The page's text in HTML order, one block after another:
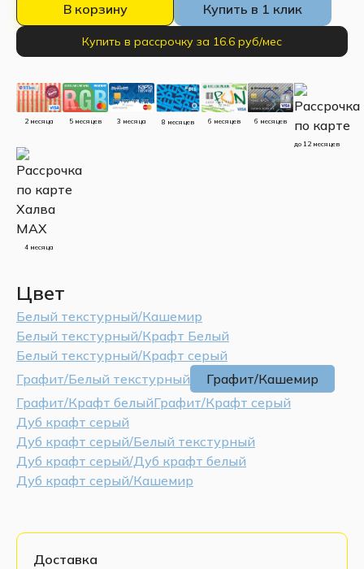
В корзину Купить в 1 клик
Купить в рассрочку за 16.6 руб/мес
2 месяца 5 месяцев 3 месяца 8 месяцев 6 месяцев 6 месяцев
до 12 месяцев
4 месяца
Цвет
Белый текстурный/Кашемир
Белый текстурный/Крафт Белый
Белый текстурный/Крафт серый
Графит/Белый текстурный
Графит/Кашемир
Графит/Крафт белыйГрафит/Крафт серый
Дуб крафт серый
Дуб крафт серый/Белый текстурный
Дуб крафт серый/Дуб крафт белый
Дуб крафт серый/Кашемир
Доставка